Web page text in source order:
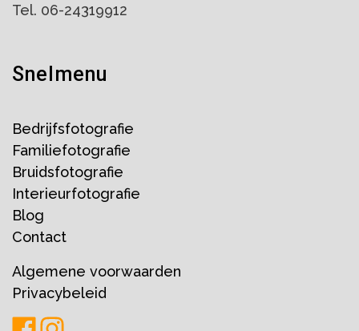
Tel. 06-24319912
Snelmenu
Bedrijfsfotografie
Familiefotografie
Bruidsfotografie
Interieurfotografie
Blog
Contact
Algemene voorwaarden
Privacybeleid